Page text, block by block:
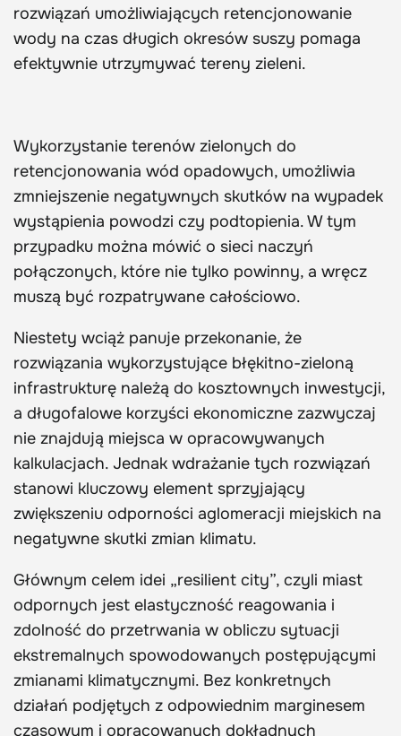
rozwiązań umożliwiających retencjonowanie
wody na czas długich okresów suszy pomaga
efektywnie utrzymywać tereny zieleni.
Wykorzystanie terenów zielonych do
retencjonowania wód opadowych, umożliwia
zmniejszenie negatywnych skutków na wypadek
wystąpienia powodzi czy podtopienia. W tym
przypadku można mówić o sieci naczyń
połączonych, które nie tylko powinny, a wręcz
muszą być rozpatrywane całościowo.
Niestety wciąż panuje przekonanie, że
rozwiązania wykorzystujące błękitno-zieloną
infrastrukturę należą do kosztownych inwestycji,
a długofalowe korzyści ekonomiczne zazwyczaj
nie znajdują miejsca w opracowywanych
kalkulacjach. Jednak wdrażanie tych rozwiązań
stanowi kluczowy element sprzyjający
zwiększeniu odporności aglomeracji miejskich na
negatywne skutki zmian klimatu.
Głównym celem idei „resilient city”, czyli miast
odpornych jest elastyczność reagowania i
zdolność do przetrwania w obliczu sytuacji
ekstremalnych spowodowanych postępującymi
zmianami klimatycznymi. Bez konkretnych
działań podjętych z odpowiednim marginesem
czasowym i opracowanych dokładnych